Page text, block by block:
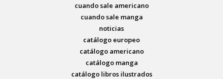
cuando sale americano
cuando sale manga
noticias
catálogo europeo
catálogo americano
catálogo manga
catálogo libros ilustrados